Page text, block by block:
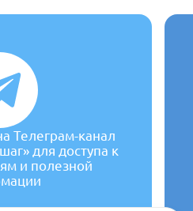
Телеграм-канал
для доступа к
и полезной